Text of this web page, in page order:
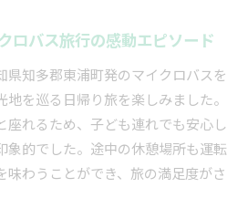
ロバス旅行の感動エピソード
県知多郡東浦町発のマイクロバスを
を巡る日帰り旅を楽しみました。
座れるため、子ども連れでも安心し
象的でした。途中の休憩場所も運転
味わうことができ、旅の満足度がさ